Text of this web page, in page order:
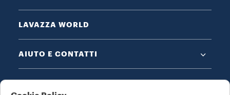
LAVAZZA WORLD
AIUTO E CONTATTI